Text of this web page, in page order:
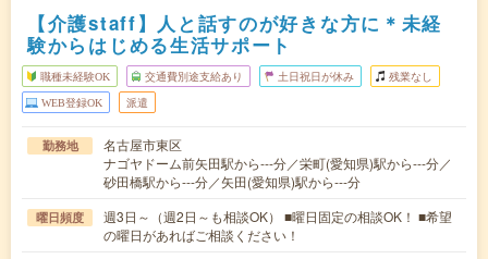
【介護staff】人と話すのが好きな方に＊未経
験からはじめる生活サポート
職種未経験OK 交通費別途支給あり 土日祝日が休み 残業なし
WEB登録OK 派遣
勤務地
名古屋市東区
ナゴヤドーム前矢田駅から---分／栄町(愛知県)駅から---分／
砂田橋駅から---分／矢田(愛知県)駅から---分
曜日頻度
週3日～（週2日～も相談OK） ■曜日固定の相談OK！ ■希望
の曜日があればご相談ください！